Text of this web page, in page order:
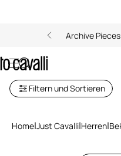
Archive
Just Cavalli
Filtern und Sortieren
Home Just Cavalli Herren